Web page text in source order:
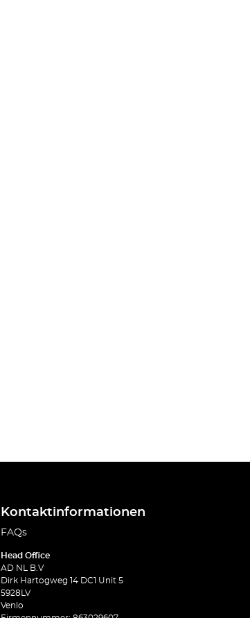
Kontaktinformationen
FAQs
Head Office
AD NL B.V
Dirk Hartogweg 14 DC1 Unit 5
5928LV
Venlo